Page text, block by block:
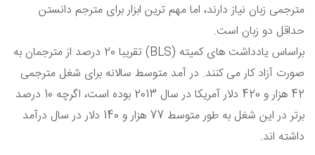
مترجمی زبان نیاز دارند، اما مهم ترین ابزار برای مترجم دانستن
حداقل دو زبان است.
براساس یادداشت های کمیته (BLS) تقریبا 20 درصد از مترجمان به
صورت آزاد کار می کنند. در آمد متوسط سالانه برای شغل مترجمی
42 هزار و 420 دلار آمریکا در سال 2013 بوده است، اگرچه 10 درصد
برتر در این شغل به طور متوسط 77 هزار و 140 دلار در سال درآمد
داشته اند.